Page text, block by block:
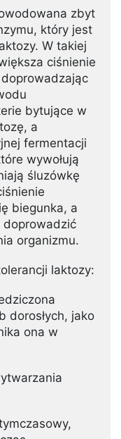
zbyt
który jest
W takiej
ciśnienie
bytujące w
a
fermentacji
wywołują
śluzówkę
biegunka, a
doprowadzić
organizmu.
laktozy:
dorosłych, jako
ona w